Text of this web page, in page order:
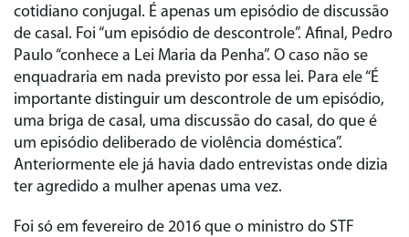
cotidiano conjugal. É apenas um episódio de discussão
de casal. Foi “um episódio de descontrole”. Afinal, Pedro
Paulo “conhece a Lei Maria da Penha”. O caso não se
enquadraria em nada previsto por essa lei. Para ele “É
importante distinguir um descontrole de um episódio,
uma briga de casal, uma discussão do casal, do que é
um episódio deliberado de violência doméstica”.
Anteriormente ele já havia dado entrevistas onde dizia
ter agredido a mulher apenas uma vez.
Foi só em fevereiro de 2016 que o ministro do STF